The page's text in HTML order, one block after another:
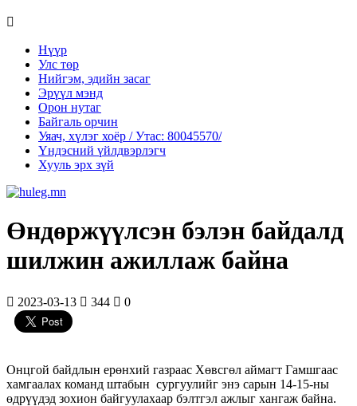
Нүүр
Улс төр
Нийгэм, эдийн засаг
Эрүүл мэнд
Орон нутаг
Байгаль орчин
Уяач, хүлэг хоёр / Утас: 80045570/
Үндэсний үйлдвэрлэгч
Хууль эрх зүй
Өндөржүүлсэн бэлэн байдалд
шилжин ажиллаж байна
2023-03-13 344 0
Онцгой байдлын ерөнхий газраас Хөвсгөл аймагт Гамшгаас
хамгаалах команд штабын сургуулийг энэ сарын 14-15-ны
өдрүүдэд зохион байгуулахаар бэлтгэл ажлыг хангаж байна.